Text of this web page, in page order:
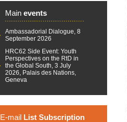
Main events
Ambassadorial Dialogue, 8
September 2026
HRC62 Side Event: Youth
Perspectives on the RtD in
the Global South, 3 July
2026, Palais des Nations,
Geneva
E-mail List Subscription